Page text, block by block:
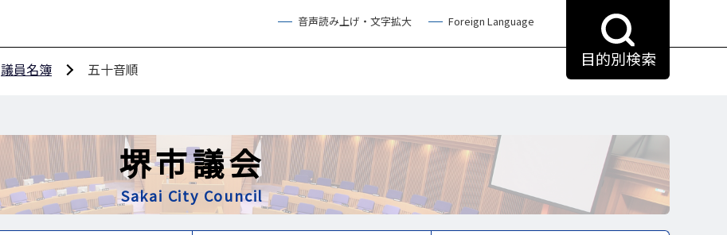
音声読み上げ・文字拡大 Foreign Language
目的別検索
議員名簿 五十音順
堺市議会
Sakai City Council